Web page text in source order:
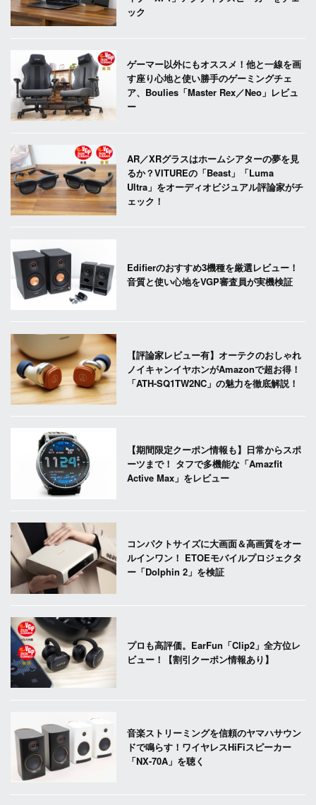
ック
ゲーマー以外にもオススメ！他と一線を画
す座り心地と使い勝手のゲーミングチェ
ア、Boulies「Master Rex／Neo」レビュ
ー
AR／XRグラスはホームシアターの夢を見
るか？VITUREの「Beast」「Luma
Ultra」をオーディオビジュアル評論家がチ
ェック！
Edifierのおすすめ3機種を厳選レビュー！
音質と使い心地をVGP審査員が実機検証
【評論家レビュー有】オーテクのおしゃれ
ノイキャンイヤホンがAmazonで超お得！
「ATH-SQ1TW2NC」の魅力を徹底解説！
【期間限定クーポン情報も】日常からスポ
ーツまで！ タフで多機能な「Amazfit
Active Max」をレビュー
コンパクトサイズに大画面＆高画質をオー
ルインワン！ ETOEモバイルプロジェクタ
ー「Dolphin 2」を検証
プロも高評価。EarFun「Clip2」全方位レ
ビュー！【割引クーポン情報あり】
音楽ストリーミングを信頼のヤマハサウン
ドで鳴らす！ワイヤレスHiFiスピーカー
「NX-70A」を聴く